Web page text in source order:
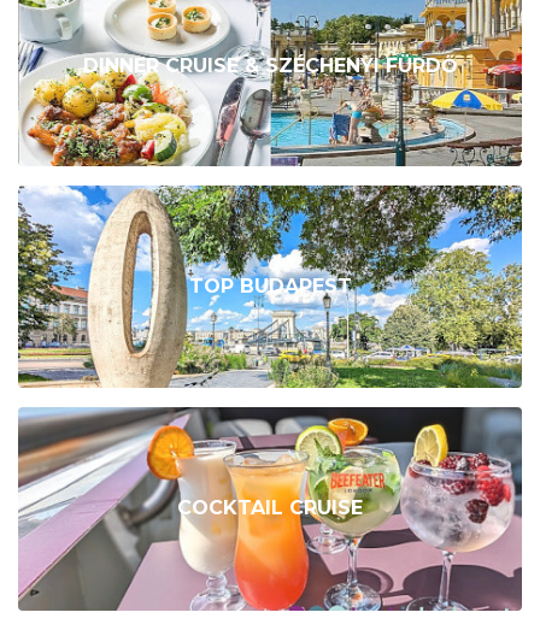
DINNER CRUISE & SZÉCHENYI FÜRDŐ
TOP BUDAPEST
COCKTAIL CRUISE